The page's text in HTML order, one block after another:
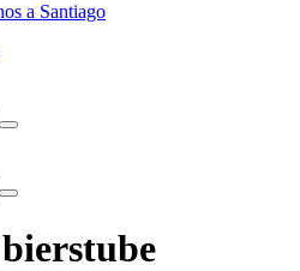
a Santiago